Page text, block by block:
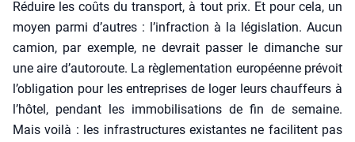
Réduire les coûts du trans­port, à tout prix. Et pour cela, un
moyen par­mi d’autres : l’in­frac­tion à la légis­la­tion. Aucun
camion, par exemple, ne devrait pas­ser le dimanche sur
une aire d’au­to­route. La règle­men­ta­tion euro­péenne pré­voit
l’o­bli­ga­tion pour les entre­prises de loger leurs chauf­feurs à
l’hô­tel, pen­dant les immo­bi­li­sa­tions de fin de semaine.
Mais voi­là : les infra­struc­tures exis­tantes ne faci­litent pas